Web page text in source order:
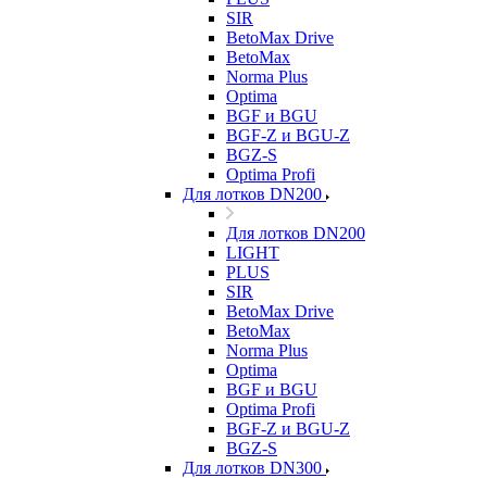
SIR
BetoMax Drive
BetoMax
Norma Plus
Optima
BGF и BGU
BGF-Z и BGU-Z
BGZ-S
Optima Profi
Для лотков DN200
Для лотков DN200
LIGHT
PLUS
SIR
BetoMax Drive
BetoMax
Norma Plus
Optima
BGF и BGU
Optima Profi
BGF-Z и BGU-Z
BGZ-S
Для лотков DN300